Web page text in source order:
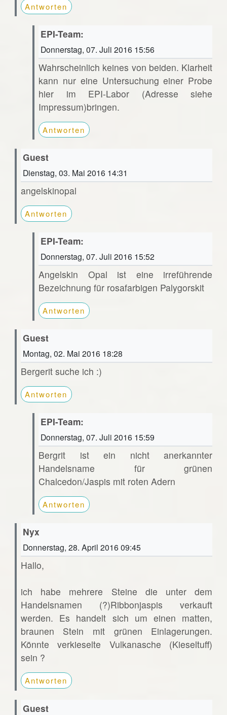
Antworten
EPI-Team:
Donnerstag, 07. Juli 2016 15:56
Wahrscheinlich keines von beiden. Klarheit
kann nur eine Untersuchung einer Probe
hier im EPI-Labor (Adresse siehe
Impressum)bringen.
Antworten
Guest
Dienstag, 03. Mai 2016 14:31
angelskinopal
Antworten
EPI-Team:
Donnerstag, 07. Juli 2016 15:52
Angelskin Opal ist eine irreführende
Bezeichnung für rosafarbigen Palygorskit
Antworten
Guest
Montag, 02. Mai 2016 18:28
Bergerit suche ich :)
Antworten
EPI-Team:
Donnerstag, 07. Juli 2016 15:59
Bergrit ist ein nicht anerkannter
Handelsname für grünen
Chalcedon/Jaspis mit roten Adern
Antworten
Nyx
Donnerstag, 28. April 2016 09:45
Hallo,
ich habe mehrere Steine die unter dem
Handelsnamen (?)Ribbonjaspis verkauft
werden. Es handelt sich um einen matten,
braunen Stein mit grünen Einlagerungen.
Könnte verkieselte Vulkanasche (Kieseltuff)
sein ?
Antworten
Guest